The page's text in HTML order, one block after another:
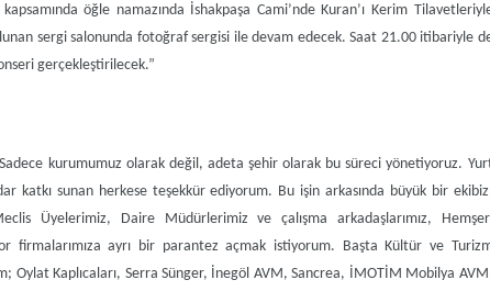
öğle namazında İshakpaşa Cami’nde Kuran’ı Kerim
sergi salonunda fotoğraf sergisi ile devam edecek. Saat 21.00 itibariyle
gerçekleştirilecek.”
kurumumuz olarak değil, adeta şehir olarak bu süreci yönetiyoruz.
katkı sunan herkese teşekkür ediyorum. Bu işin arkasında büyük bir
Üyelerimiz, Daire Müdürlerimiz ve çalışma arkadaşlarımız,
firmalarımıza ayrı bir parantez açmak istiyorum. Başta Kültür ve
Oylat Kaplıcaları, Serra Sünger, İnegöl AVM, Sancrea, İMOTİM Mobilya